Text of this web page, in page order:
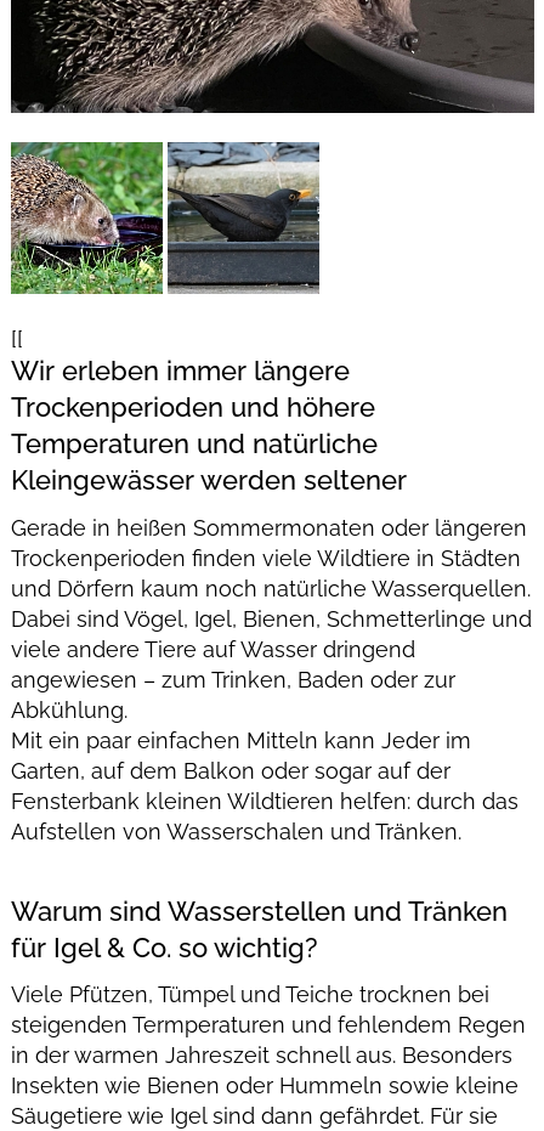
[[
Wir erleben immer längere
Trockenperioden und höhere
Temperaturen und natürliche
Kleingewässer werden seltener
Gerade in heißen Sommermonaten oder längeren
Trockenperioden finden viele Wildtiere in Städten
und Dörfern kaum noch natürliche Wasserquellen.
Dabei sind Vögel, Igel, Bienen, Schmetterlinge und
viele andere Tiere auf Wasser dringend
angewiesen – zum Trinken, Baden oder zur
Abkühlung.
Mit ein paar einfachen Mitteln kann Jeder im
Garten, auf dem Balkon oder sogar auf der
Fensterbank kleinen Wildtieren helfen: durch das
Aufstellen von Wasserschalen und Tränken.
Warum sind Wasserstellen und Tränken
für Igel & Co. so wichtig?
Viele Pfützen, Tümpel und Teiche trocknen bei
steigenden Termperaturen und fehlendem Regen
in der warmen Jahreszeit schnell aus. Besonders
Insekten wie Bienen oder Hummeln sowie kleine
Säugetiere wie Igel sind dann gefährdet. Für sie